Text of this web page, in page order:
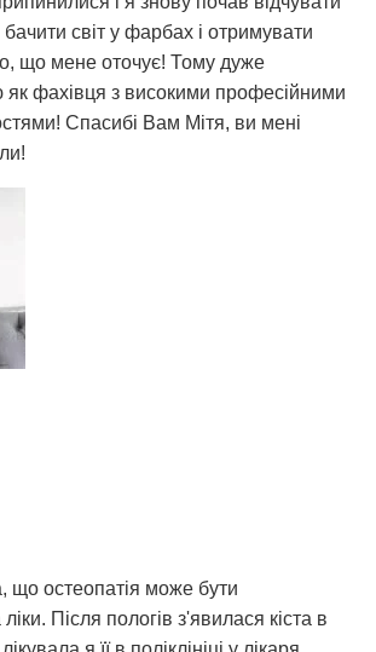
світ у фарбах і отримувати
що мене оточує! Тому дуже
фахівця з високими професійними
Спасибі Вам Мітя, ви мені
що остеопатія може бути
Після пологів з'явилася кіста в